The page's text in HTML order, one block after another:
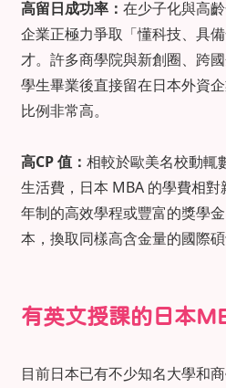
高留日成功率： 在少子化與高
企業正極力爭取「懂科技、具
才。許多商學院與新創圈、跨
學生畢業後直接留在日本外資
比例非常高。
高CP 值： 相較於歐美名校動輒
生活費，日本 MBA 的學費相
年制的高效學程或豐富的獎學
本，換取同樣高含金量的國際
有英文授課的日本
目前日本已有不少知名大學和